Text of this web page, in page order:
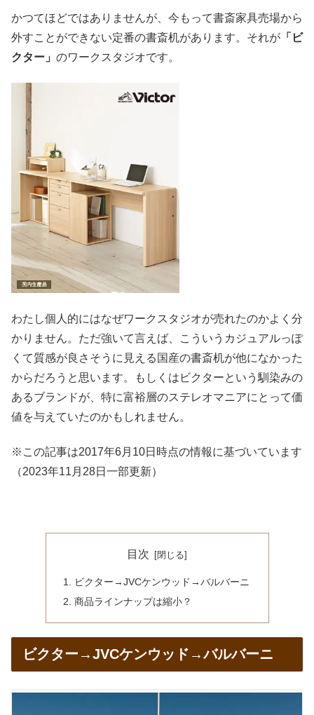
かつてほどではありませんが、今もって書斎家具売場から
外すことができない定番の書斎机があります。それが 「ビ
クター」 のワークスタジオです。
わたし個人的にはなぜワークスタジオが売れたのかよく分
かりません。ただ強いて言えば、こういうカジュアルっぽ
くて質感が良さそうに見える国産の書斎机が他になかった
からだろうと思います。もしくはビクターという馴染みの
あるブランドが、特に富裕層のステレオマニアにとって価
値を与えていたのかもしれません。
※この記事は2017年6月10日時点の情報に基づいています
（2023年11月28日一部更新）
目次
ビクター→JVCケンウッド→バルバーニ
商品ラインナップは縮小？
ビクター→JVCケンウッド→バルバーニ